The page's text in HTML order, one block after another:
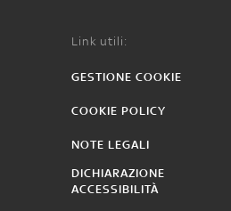
Link utili:
GESTIONE COOKIE
COOKIE POLICY
NOTE LEGALI
DICHIARAZIONE
ACCESSIBILITÀ